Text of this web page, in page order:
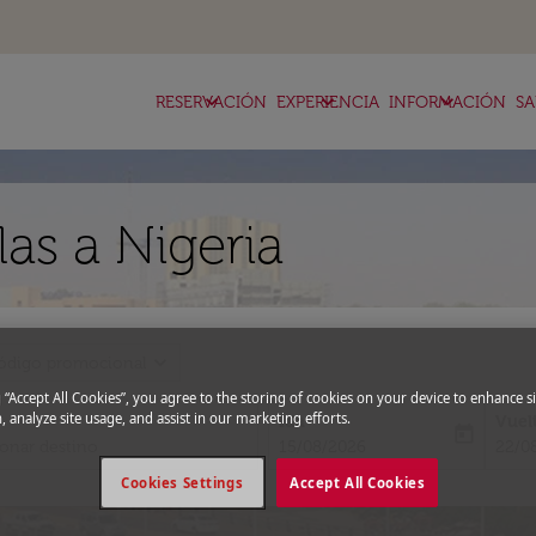
RESERVACIÓN
keyboard_arrow_down EXPERIENCIA
keyboard_arrow_down INFORMACIÓN
keyboard_arrow_down
a Nigeria
Ida
fc-
“Accept All Cookies”, you agree to the storing of cookies on your device to enhance
analyze site usage, and assist in our marketing efforts.
Accept All Cookies
Cookies Settings